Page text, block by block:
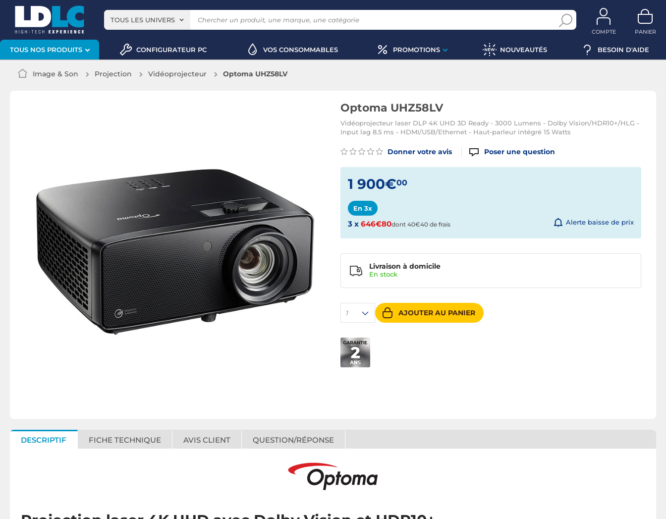
TOUS LES UNIVERS
COMPTE PANIER
TOUS NOS PRODUITS CONFIGURATEUR PC VOS CONSOMMABLES PROMOTIONS NOUVEAUTÉS BESOIN D'AIDE
Image & Son Projection Vidéoprojecteur Optoma UHZ58LV
Optoma UHZ58LV
Vidéoprojecteur laser DLP 4K UHD 3D Ready - 3000 Lumens - Dolby Vision/HDR10+/HLG -
Input lag 8.5 ms - HDMI/USB/Ethernet - Haut-parleur intégré 15 Watts
Donner votre avis Poser une question
1 900€00
En 3x
3 x 646€80dont 40€40 de frais Alerte baisse de prix
1 AJOUTER AU PANIER
Livraison à domicile
En stock
DESCRIPTIF FICHE TECHNIQUE AVIS CLIENT QUESTION/RÉPONSE